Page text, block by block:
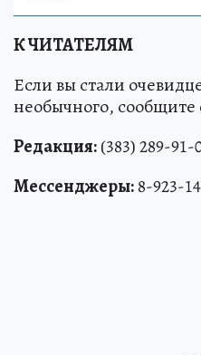
К ЧИТАТЕЛЯМ
Если вы стали
необычного,
Редакция:(383) 289-91-
Мессенджеры:8-923-